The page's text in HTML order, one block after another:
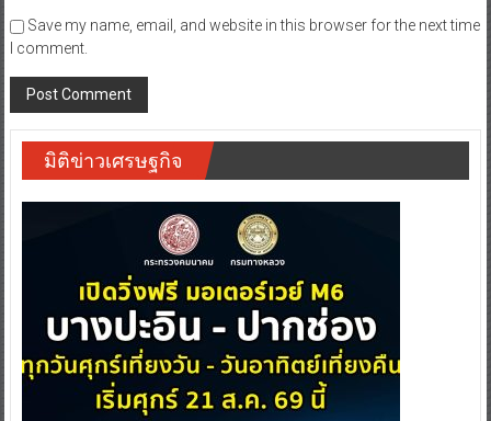
Save my name, email, and website in this browser for the next time
I comment.
มิติข่าวเศรษฐกิจ